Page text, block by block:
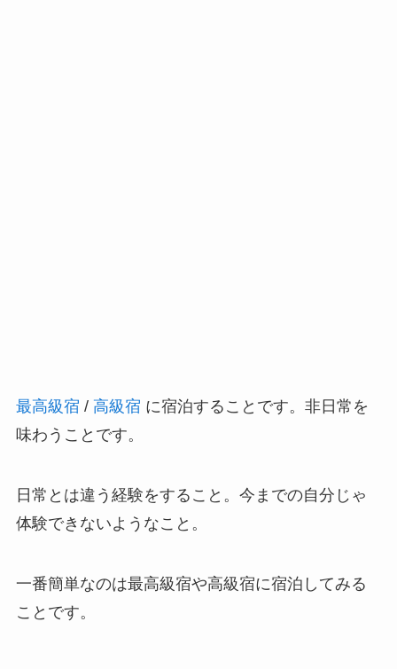
最高級宿 / 高級宿 に宿泊することです。非日常を
味わうことです。
日常とは違う経験をすること。今までの自分じゃ
体験できないようなこと。
一番簡単なのは最高級宿や高級宿に宿泊してみる
ことです。